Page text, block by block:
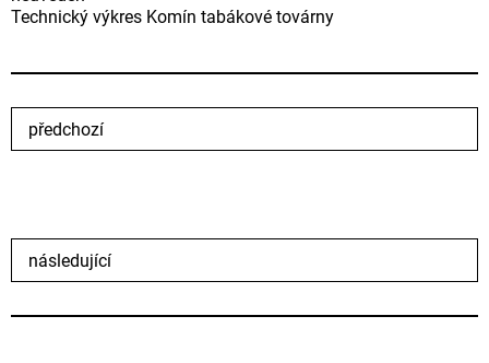
Technický výkres Komín tabákové továrny
předchozí
následující